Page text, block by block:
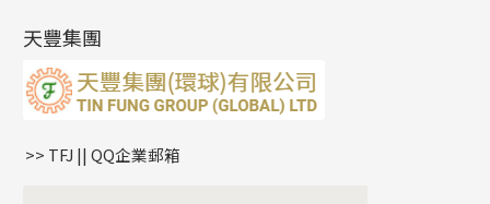
雙十字鏈系列
水波鏈系列
蛇骨鏈系列
鏈尾系列
嘴唇鏈系列
耳環扣系列
耳綫/耳鈎系列
耳環爪頭
耳環
字母吊墜
相盒吊墜
項鏈吊墜
生肖吊墜
星座吊墜
天豐集團
>> TFJ || QQ企業郵箱